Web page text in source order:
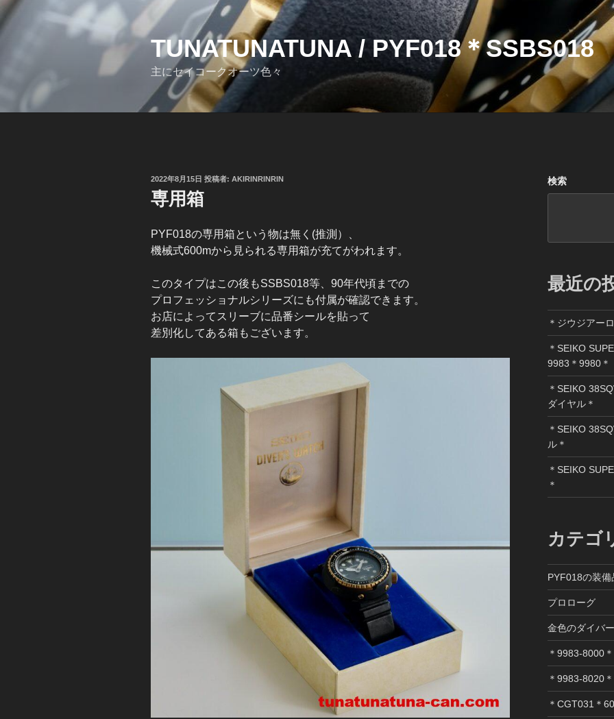
コ
ン
TUNATUNATUNA / PYF018＊SSBS018
主にセイコークオーツ色々
投
稿
日:
2022年8月15日 投稿者: AKIRINRINRIN
専用箱
PYF018の専用箱という物は無く(推測）、
機械式600mから見られる専用箱が充てがわれます。
このタイプはこの後もSSBS018等、90年代頃までの
プロフェッショナルシリーズにも付属が確認できます。
お店によってスリーブに品番シールを貼って
差別化してある箱もございます。
検索
最近の
＊ジウジアー
＊SEIKO
9983＊9980＊
＊SEIKO
ダイヤル＊
＊SEIKO
ル＊
＊SEIKO
＊
カテゴ
PYF018の装備
プロローグ
金色のダイバー
＊9983-8000＊
＊9983-8020＊
＊CGT031＊